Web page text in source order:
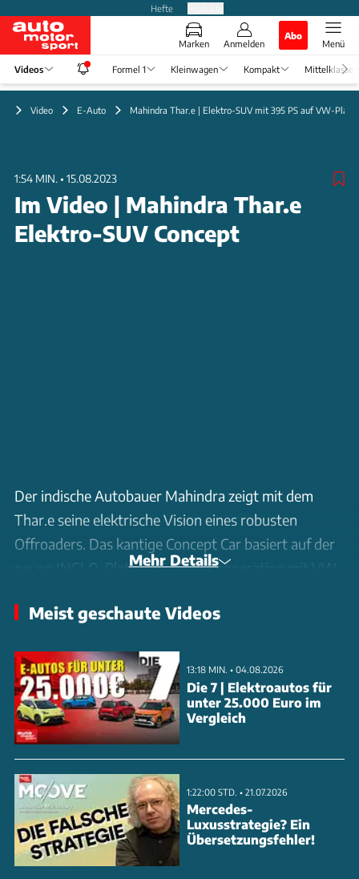
Hefte
Marken Anmelden
Abo
Menü
Videos Formel 1 Kleinwagen Kompakt Mittelklasse
Video E-Auto Mahindra Thar.e | Elektro-SUV mit 395 PS auf VW-
1:54 MIN. • 15.08.2023
Im Video | Mahindra Thar.e
Elektro-SUV Concept
Der indische Autobauer Mahindra zeigt mit dem
Thar.e seine elektrische Vision eines robusten
Offroaders. Das kantige Concept Car basiert auf der
neuen INGLO-Plattform, die in Kooperation mit VW
tragen soll.
Technisch könnte der Elektro-SUV aus dem Vollen
schöpfen: Die skalierbare Plattform ermöglicht
Batteriekapazitäten bis 80 kWh und
Antriebsleistungen von maximal 395 PS. Mit zwei
Elektromotoren und der auffällig hohen
Bodenfreiheit dürfte der Thar.e echte Offroad-
Qualitäten bieten.
ANZEIGE
Mehr Details
Meist geschaute Videos
13:18 MIN. • 04.08.2026
Die 7 | Elektroautos für
unter 25.000 Euro im
Vergleich
1:22:00 STD. • 21.07.2026
Mercedes-
Luxusstrategie? Ein
Übersetzungsfehler!